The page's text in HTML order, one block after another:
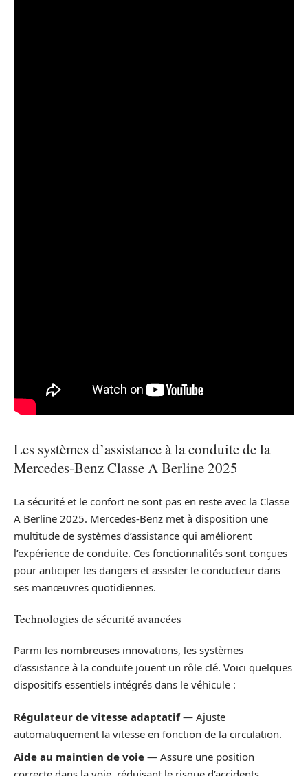
Les systèmes d’assistance à la conduite de la
Mercedes-Benz Classe A Berline 2025
La sécurité et le confort ne sont pas en reste avec la Classe
A Berline 2025. Mercedes-Benz met à disposition une
multitude de systèmes d’assistance qui améliorent
l’expérience de conduite. Ces fonctionnalités sont conçues
pour anticiper les dangers et assister le conducteur dans
ses manœuvres quotidiennes.
Technologies de sécurité avancées
Parmi les nombreuses innovations, les systèmes
d’assistance à la conduite jouent un rôle clé. Voici quelques
dispositifs essentiels intégrés dans le véhicule :
Régulateur de vitesse adaptatif— Ajuste
automatiquement la vitesse en fonction de la circulation.
Aide au maintien de voie — Assure une position